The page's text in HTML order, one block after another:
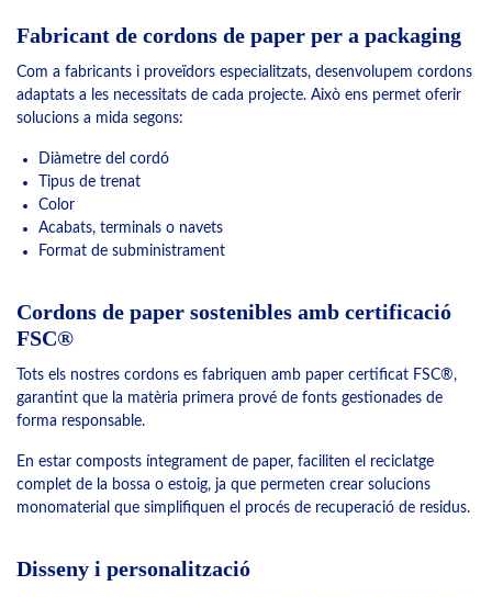
Fabricant de cordons de paper per a packaging
Com a fabricants i proveïdors especialitzats, desenvolupem cordons
adaptats a les necessitats de cada projecte. Això ens permet oferir
solucions a mida segons:
Diàmetre del cordó
Tipus de trenat
Color
Acabats, terminals o navets
Format de subministrament
Cordons de paper sostenibles amb certificació
FSC®
Tots els nostres cordons es fabriquen amb paper certificat FSC®,
garantint que la matèria primera prové de fonts gestionades de
forma responsable.
En estar composts íntegrament de paper, faciliten el reciclatge
complet de la bossa o estoig, ja que permeten crear solucions
monomaterial que simplifiquen el procés de recuperació de residus.
Disseny i personalització